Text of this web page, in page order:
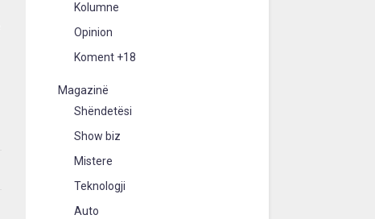
Kolumne
Opinion
Koment +18
Magazinë
Shëndetësi
Show biz
Mistere
Teknologji
Auto